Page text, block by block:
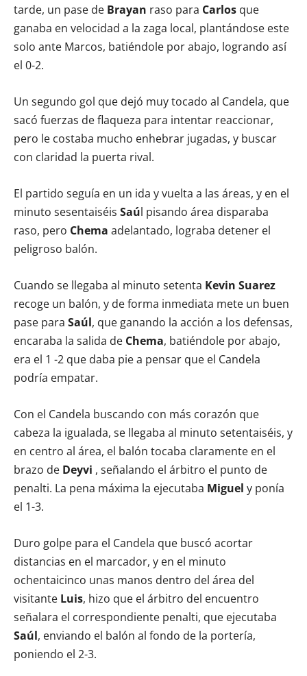
tarde, un pase de Brayan raso para Carlos que
ganaba en velocidad a la zaga local, plantándose este
solo ante Marcos, batiéndole por abajo, logrando así
el 0-2.
Un segundo gol que dejó muy tocado al Candela, que
sacó fuerzas de flaqueza para intentar reaccionar,
pero le costaba mucho enhebrar jugadas, y buscar
con claridad la puerta rival.
El partido seguía en un ida y vuelta a las áreas, y en el
minuto sesentaiséis Saúl pisando área disparaba
raso, pero Chema adelantado, lograba detener el
peligroso balón.
Cuando se llegaba al minuto setenta Kevin Suarez
recoge un balón, y de forma inmediata mete un buen
pase para Saúl, que ganando la acción a los defensas,
encaraba la salida de Chema, batiéndole por abajo,
era el 1 -2 que daba pie a pensar que el Candela
podría empatar.
Con el Candela buscando con más corazón que
cabeza la igualada, se llegaba al minuto setentaiséis, y
en centro al área, el balón tocaba claramente en el
brazo de Deyvi , señalando el árbitro el punto de
penalti. La pena máxima la ejecutaba Miguel y ponía
el 1-3.
Duro golpe para el Candela que buscó acortar
distancias en el marcador, y en el minuto
ochentaicinco unas manos dentro del área del
visitante Luis, hizo que el árbitro del encuentro
señalara el correspondiente penalti, que ejecutaba
Saúl, enviando el balón al fondo de la portería,
poniendo el 2-3.